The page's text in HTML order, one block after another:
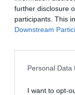
further disclosure
participants. This
Downstream
Personal Data
I want to opt-